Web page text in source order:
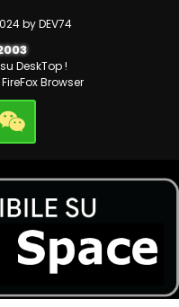
by DEV74
DeskTop !
Browser